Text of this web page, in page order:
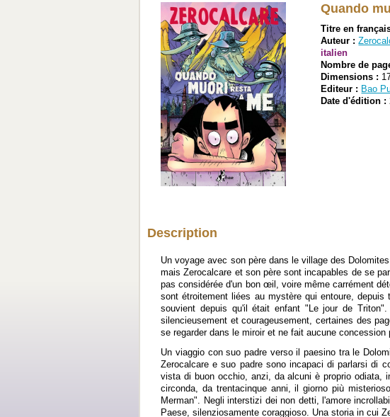
Quando
Titre en
Auteur :
italien
Nombre de
Dimensions :
Editeur : Bao
Date d'édition :
Description
Un voyage avec son père dans le village des
mais Zerocalcare et son père sont incapables de se
pas considérée d'un bon œil, voire même carrément
sont étroitement liées au mystère qui entoure,
souvient depuis qu'il était enfant "Le jour de Triton".
silencieusement et courageusement, certaines des
se regarder dans le miroir et ne fait aucune concession
Un viaggio con suo padre verso il paesino tra le
Zerocalcare e suo padre sono incapaci di parlarsi di
vista di buon occhio, anzi, da alcuni è proprio odiata,
circonda, da trentacinque anni, il giorno più
Merman". Negli interstizi dei non detti, l'amore
Paese, silenziosamente coraggioso. Una storia in cui